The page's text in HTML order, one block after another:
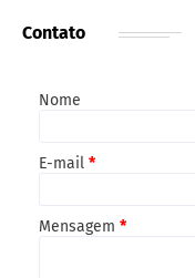
Contato
Nome
E-mail *
Mensagem *